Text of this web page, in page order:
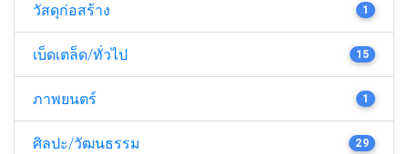
วัสดุก่อสร้าง 1
เบ็ดเตล็ด/ทั่วไป 15
ภาพยนตร์ 1
ศิลปะ/วัฒนธรรม 29